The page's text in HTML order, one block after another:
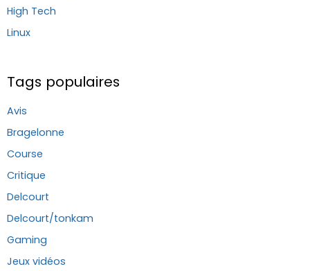
High Tech
Linux
Tags populaires
Avis
Bragelonne
Course
Critique
Delcourt
Delcourt/tonkam
Gaming
Jeux vidéos